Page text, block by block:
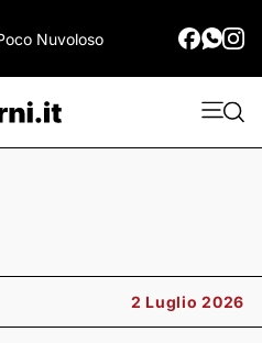
Nuvoloso
2 Luglio 2026